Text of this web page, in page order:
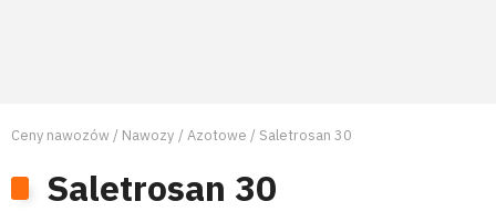
Ceny nawozów Nawozy Azotowe Saletrosan 30
Saletrosan 30